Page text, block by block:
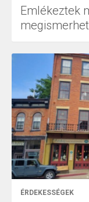
Emlékeztek
ÉRDEKESSÉGEK